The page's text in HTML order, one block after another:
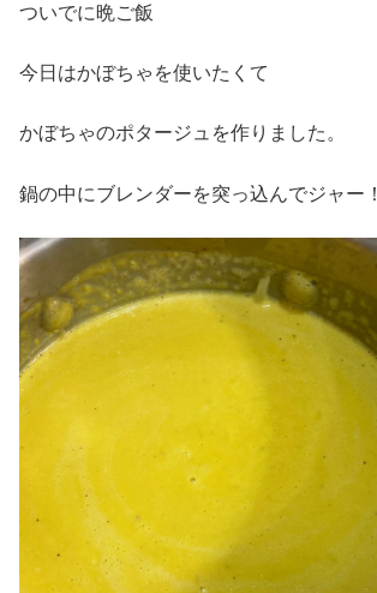
ついでに晩ご飯
今日はかぼちゃを使いたくて
かぼちゃのポタージュを作りました。
鍋の中にブレンダーを突っ込んでジャー！